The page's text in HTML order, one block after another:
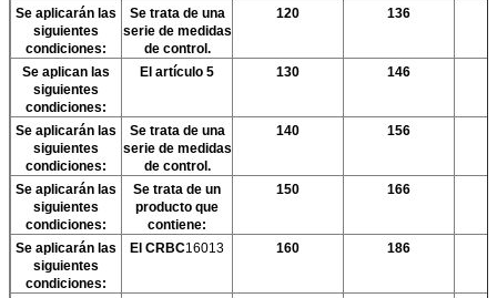
Se aplicarán las
siguientes
condiciones:
Se trata de una
serie de medidas
de control.
120 136
Se aplican las
siguientes
condiciones:
El artículo 5 130 146
Se aplicarán las
siguientes
condiciones:
Se trata de una
serie de medidas
de control.
140 156
Se aplicarán las
siguientes
condiciones:
Se trata de un
producto que
contiene:
150 166
Se aplicarán las
siguientes
condiciones:
El CRBC16013 160 186